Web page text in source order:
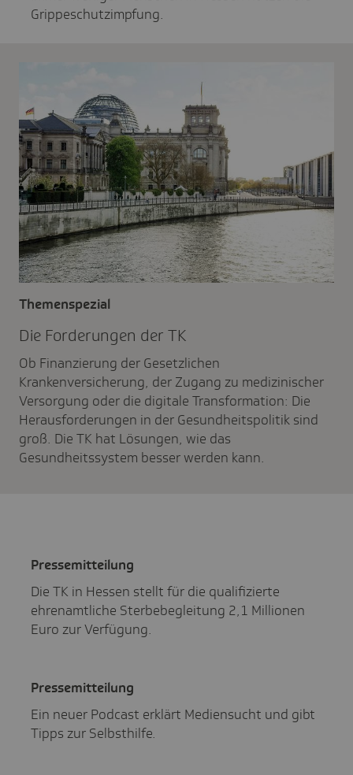
Grippeschutzimpfung.
Die Forde­rungen der TK
Themenspezial
Ob Finanzierung der Gesetzlichen
Krankenversicherung, der Zugang zu medizinischer
Versorgung oder die digitale Transformation: Die
Herausforderungen in der Gesundheitspolitik sind
groß. Die TK hat Lösungen, wie das
Gesundheitssystem besser werden kann.
Pres­se­mit­tei­lung
Die TK in Hessen stellt für die qualifizierte
ehrenamtliche Sterbebegleitung 2,1 Millionen
Euro zur Verfügung.
Pres­se­mit­tei­lung
Ein neuer Podcast erklärt Mediensucht und gibt
Tipps zur Selbsthilfe.